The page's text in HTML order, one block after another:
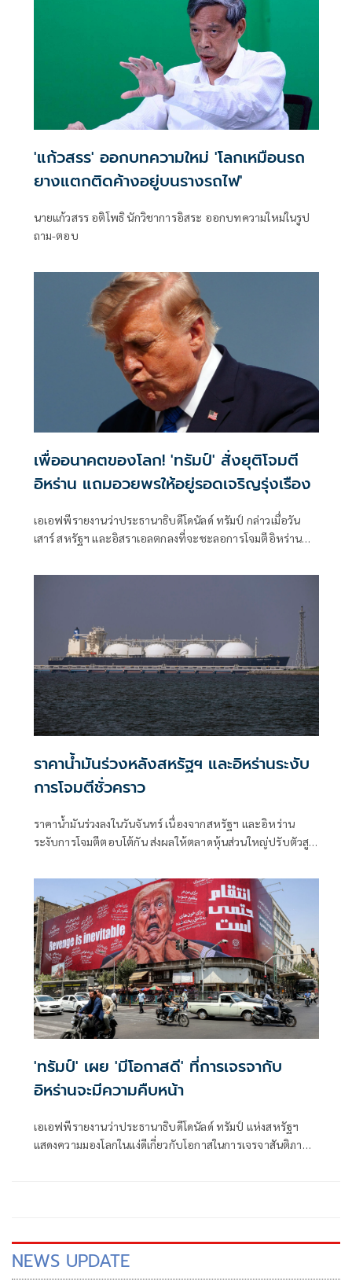
'แก้วสรร' ออกบทความใหม่ 'โลกเหมือนรถ
ยางแตกติดค้างอยู่บนรางรถไฟ'
นายแก้วสรร อติโพธิ นักวิชาการอิสระ ออกบทความใหม่ในรูป
ถาม-ตอบ
เพื่ออนาคตของโลก! 'ทรัมป์' สั่งยุติโจมตี
อิหร่าน แถมอวยพรให้อยู่รอดเจริญรุ่งเรือง
เอเอฟพีรายงานว่าประธานาธิบดีโดนัลด์ ทรัมป์ กล่าวเมื่อวัน
เสาร์ สหรัฐฯ และอิสราเอลตกลงที่จะชะลอการโจมตีอิหร่าน
เยื้อมาหลายเดือนโดยเร็ว
ราคาน้ำมันร่วงหลังสหรัฐฯ และอิหร่านระงับ
การโจมตีชั่วคราว
ราคาน้ำมันร่วงลงในวันจันทร์ เนื่องจากสหรัฐฯ และอิหร่าน
ระงับการโจมตีตอบโต้กัน ส่งผลให้ตลาดหุ้นส่วนใหญ่ปรับตัวสูง
และการตัดสินใจของธนาคารกลางต่างๆ
'ทรัมป์' เผย 'มีโอกาสดี' ที่การเจรจากับ
อิหร่านจะมีความคืบหน้า
เอเอฟพีรายงานว่าประธานาธิบดีโดนัลด์ ทรัมป์ แห่งสหรัฐฯ
แสดงความมองโลกในแง่ดีเกี่ยวกับโอกาสในการเจรจาสันติภาพ
NEWS UPDATE